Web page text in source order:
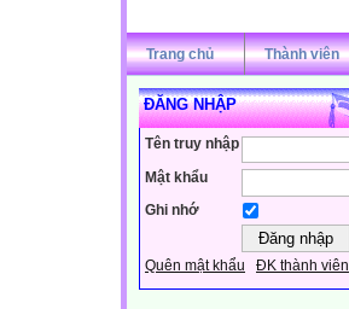
Trang chủ Thành viên
ĐĂNG NHẬP
Tên truy nhập
Mật khẩu
Ghi nhớ
Quên mật khẩu ĐK thành viên